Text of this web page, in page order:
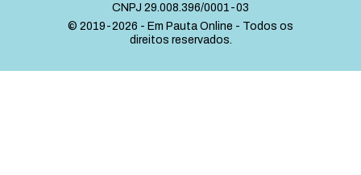
CNPJ 29.008.396/0001-03
© 2019-2026 - Em Pauta Online - Todos os
direitos reservados.